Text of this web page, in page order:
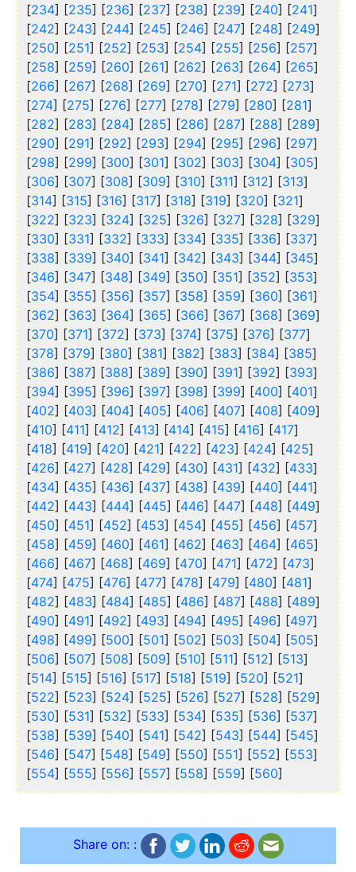
[234] [235] [236] [237] [238] [239] [240] [241]
[242] [243] [244] [245] [246] [247] [248] [249]
[250] [251] [252] [253] [254] [255] [256] [257]
[258] [259] [260] [261] [262] [263] [264] [265]
[266] [267] [268] [269] [270] [271] [272] [273]
[274] [275] [276] [277] [278] [279] [280] [281]
[282] [283] [284] [285] [286] [287] [288] [289]
[290] [291] [292] [293] [294] [295] [296] [297]
[298] [299] [300] [301] [302] [303] [304] [305]
[306] [307] [308] [309] [310] [311] [312] [313]
[314] [315] [316] [317] [318] [319] [320] [321]
[322] [323] [324] [325] [326] [327] [328] [329]
[330] [331] [332] [333] [334] [335] [336] [337]
[338] [339] [340] [341] [342] [343] [344] [345]
[346] [347] [348] [349] [350] [351] [352] [353]
[354] [355] [356] [357] [358] [359] [360] [361]
[362] [363] [364] [365] [366] [367] [368] [369]
[370] [371] [372] [373] [374] [375] [376] [377]
[378] [379] [380] [381] [382] [383] [384] [385]
[386] [387] [388] [389] [390] [391] [392] [393]
[394] [395] [396] [397] [398] [399] [400] [401]
[402] [403] [404] [405] [406] [407] [408] [409]
[410] [411] [412] [413] [414] [415] [416] [417]
[418] [419] [420] [421] [422] [423] [424] [425]
[426] [427] [428] [429] [430] [431] [432] [433]
[434] [435] [436] [437] [438] [439] [440] [441]
[442] [443] [444] [445] [446] [447] [448] [449]
[450] [451] [452] [453] [454] [455] [456] [457]
[458] [459] [460] [461] [462] [463] [464] [465]
[466] [467] [468] [469] [470] [471] [472] [473]
[474] [475] [476] [477] [478] [479] [480] [481]
[482] [483] [484] [485] [486] [487] [488] [489]
[490] [491] [492] [493] [494] [495] [496] [497]
[498] [499] [500] [501] [502] [503] [504] [505]
[506] [507] [508] [509] [510] [511] [512] [513]
[514] [515] [516] [517] [518] [519] [520] [521]
[522] [523] [524] [525] [526] [527] [528] [529]
[530] [531] [532] [533] [534] [535] [536] [537]
[538] [539] [540] [541] [542] [543] [544] [545]
[546] [547] [548] [549] [550] [551] [552] [553]
[554] [555] [556] [557] [558] [559] [560]
Share on: :